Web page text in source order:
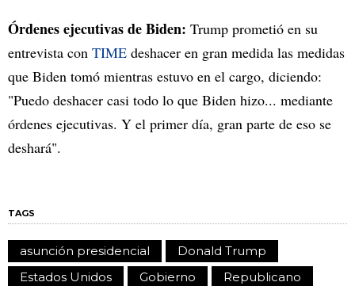
Órdenes ejecutivas de Biden: Trump prometió en su
entrevista con TIME deshacer en gran medida las medidas
que Biden tomó mientras estuvo en el cargo, diciendo:
"Puedo deshacer casi todo lo que Biden hizo... mediante
órdenes ejecutivas. Y el primer día, gran parte de eso se
deshará".
TAGS
asunción presidencial
Donald Trump
Estados Unidos
Gobierno Republicano